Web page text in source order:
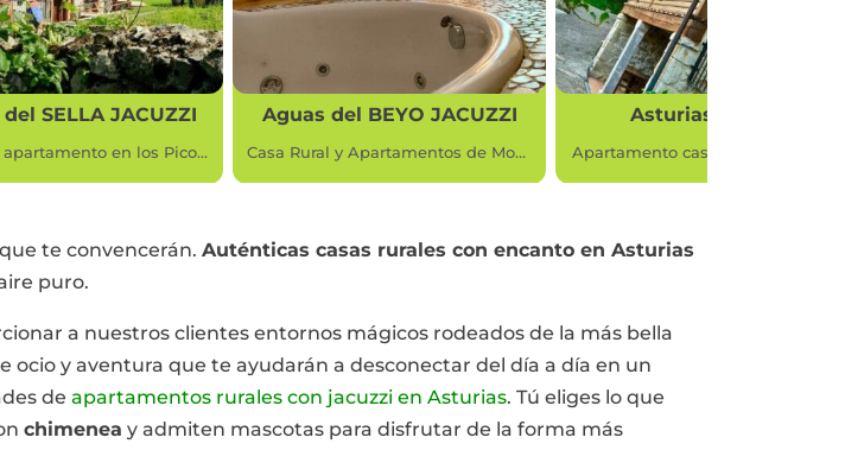
del BEYO JACUZZI
Casa Rural y Apartamentos de Montaña en Picos de Europa, Asturias.
Asturias Secreta
Apartamento casa rural en Asturias
Aguas PARQUE
te convencerán. Auténticas casas rurales con encanto en Asturias
puro.
a nuestros clientes entornos mágicos rodeados de la más bella
y aventura que te ayudarán a desconectar del día a día en un
de apartamentos rurales con jacuzzi en Asturias. Tú eliges lo que
chimenea y admiten mascotas para disfrutar de la forma más